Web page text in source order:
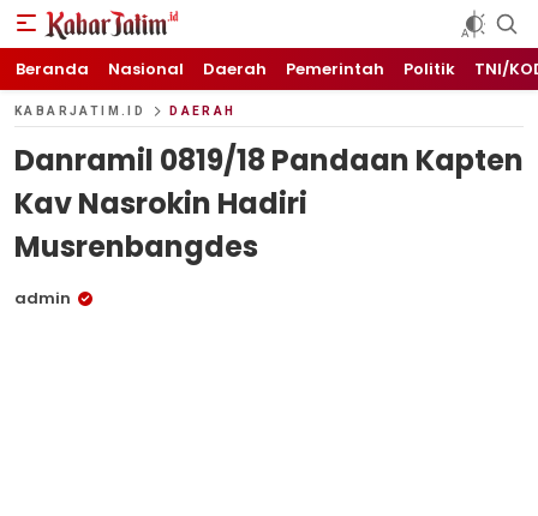
KABARJATIM.id
Kabar Jawa timuran
Beranda Nasional Daerah Pemerintah Politik TNI/
KABARJATIM.ID DAERAH
Danramil 0819/18 Pandaan Kapten
Kav Nasrokin Hadiri
Musrenbangdes
admin